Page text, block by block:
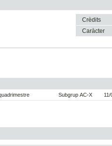
Crèdits
Caràcter
Subgrup AC-X